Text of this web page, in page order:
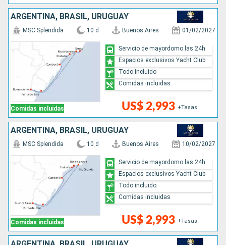
ARGENTINA, BRASIL, URUGUAY
Comidas incluidas
MSC Splendida 10 d Buenos Aires 01/02/2027
US$ 2,993 +Tasas
Servicio de mayordomo las 24h
Espacios exclusivos Yacht Club
Todo incluido
Comidas incluidas
ARGENTINA, BRASIL, URUGUAY
Comidas incluidas
MSC Splendida 10 d Buenos Aires 10/02/2027
US$ 2,993 +Tasas
Servicio de mayordomo las 24h
Espacios exclusivos Yacht Club
Todo incluido
Comidas incluidas